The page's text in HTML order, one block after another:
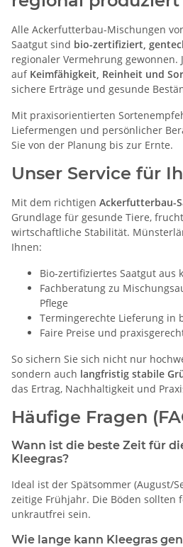
Alle Ackerfutterbau-Mischungen
Saatgut sind bio-zertifiziert,
regionaler Vermehrung gewonnen.
auf Keimfähigkeit, Reinheit und
sichere Erträge und gesunde
Mit praxisorientierten
Liefermengen und persönlicher
Sie von der Planung bis zur Ernte.
Unser Service für
Mit dem richtigen Ackerfutterbau-
Grundlage für gesunde Tiere,
wirtschaftliche Stabilität.
Ihnen:
Bio-zertifiziertes Saatgut
Fachberatung zu
Pflege
Termingerechte Lieferung in
Faire Preise und
So sichern Sie sich nicht nur
sondern auch langfristig stabile
das Ertrag, Nachhaltigkeit und
Häufige Fragen
Wann ist die beste Zeit für
Kleegras?
Ideal ist der Spätsommer (August/
zeitige Frühjahr. Die Böden sollten
unkrautfrei sein.
Wie lange kann Kleegras